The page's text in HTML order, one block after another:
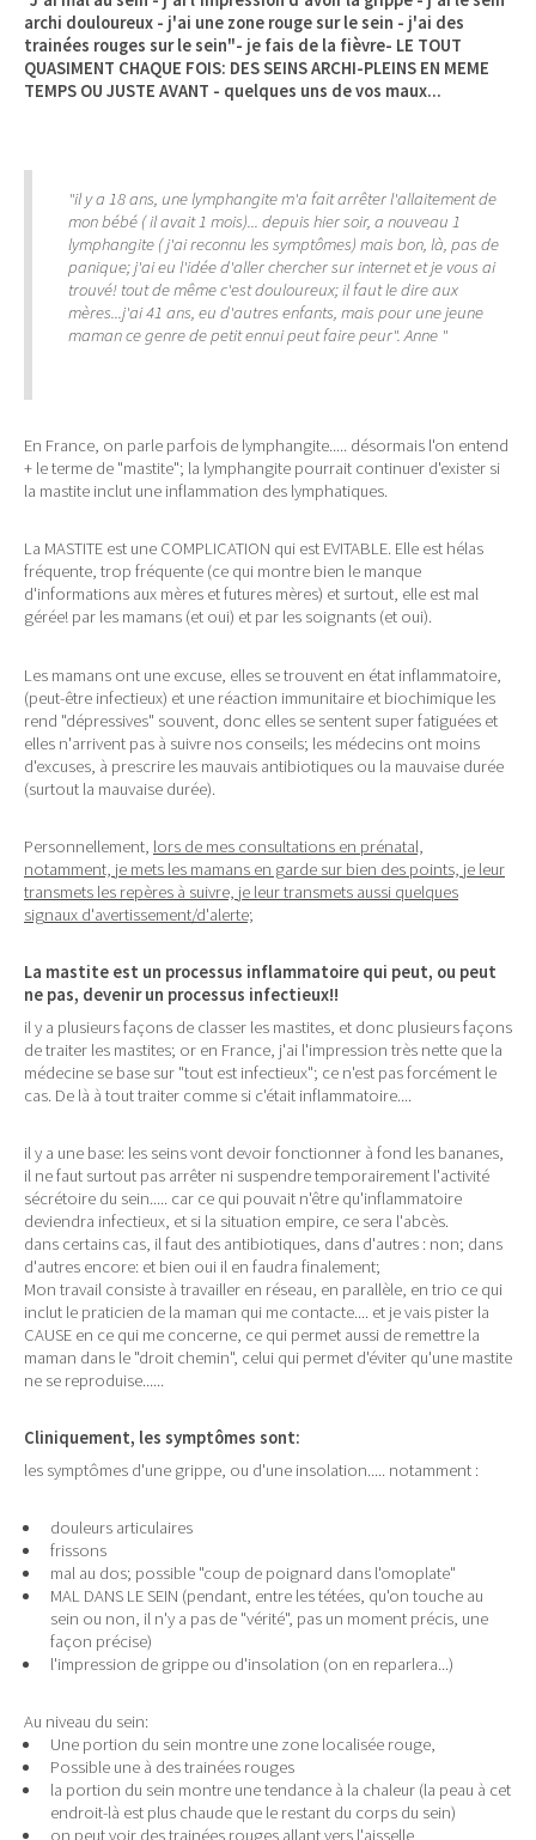
archi douloureux - j'ai une zone rouge sur le sein - j'ai des
trainées rouges sur le sein"- je fais de la fièvre- LE TOUT
QUASIMENT CHAQUE FOIS: DES SEINS ARCHI-PLEINS EN MEME
TEMPS OU JUSTE AVANT - quelques uns de vos maux...
"il y a 18 ans, une lymphangite m'a fait arrêter l'allaitement de
mon bébé ( il avait 1 mois)... depuis hier soir, a nouveau 1
lymphangite ( j'ai reconnu les symptômes) mais bon, là, pas de
panique; j'ai eu l'idée d'aller chercher sur internet et je vous ai
trouvé! tout de même c'est douloureux; il faut le dire aux
mères...j'ai 41 ans, eu d'autres enfants, mais pour une jeune
maman ce genre de petit ennui peut faire peur". Anne "
En France, on parle parfois de lymphangite..... désormais l'on entend
+ le terme de "mastite"; la lymphangite pourrait continuer d'exister si
la mastite inclut une inflammation des lymphatiques.
La MASTITE est une COMPLICATION qui est EVITABLE. Elle est hélas
fréquente, trop fréquente (ce qui montre bien le manque
d'informations aux mères et futures mères) et surtout, elle est mal
gérée! par les mamans (et oui) et par les soignants (et oui).
Les mamans ont une excuse, elles se trouvent en état inflammatoire,
(peut-être infectieux) et une réaction immunitaire et biochimique les
rend "dépressives" souvent, donc elles se sentent super fatiguées et
elles n'arrivent pas à suivre nos conseils; les médecins ont moins
d'excuses, à prescrire les mauvais antibiotiques ou la mauvaise durée
(surtout la mauvaise durée).
Personnellement, lors de mes consultations en prénatal,
notamment, je mets les mamans en garde sur bien des points, je leur
transmets les repères à suivre, je leur transmets aussi quelques
signaux d'avertissement/d'alerte;
La mastite est un processus inflammatoire qui peut, ou peut
ne pas, devenir un processus infectieux!!
il y a plusieurs façons de classer les mastites, et donc plusieurs façons
de traiter les mastites; or en France, j'ai l'impression très nette que la
médecine se base sur "tout est infectieux"; ce n'est pas forcément le
cas. De là à tout traiter comme si c'était inflammatoire....
il y a une base: les seins vont devoir fonctionner à fond les bananes,
il ne faut surtout pas arrêter ni suspendre temporairement l'activité
sécrétoire du sein..... car ce qui pouvait n'être qu'inflammatoire
deviendra infectieux, et si la situation empire, ce sera l'abcès.
dans certains cas, il faut des antibiotiques, dans d'autres : non; dans
d'autres encore: et bien oui il en faudra finalement;
Mon travail consiste à travailler en réseau, en parallèle, en trio ce qui
inclut le praticien de la maman qui me contacte.... et je vais pister la
CAUSE en ce qui me concerne, ce qui permet aussi de remettre la
maman dans le "droit chemin", celui qui permet d'éviter qu'une mastite
ne se reproduise......
Cliniquement, les symptômes sont:
les symptômes d'une grippe, ou d'une insolation..... notamment :
douleurs articulaires
frissons
mal au dos; possible "coup de poignard dans l'omoplate"
MAL DANS LE SEIN (pendant, entre les tétées, qu'on touche au
sein ou non, il n'y a pas de "vérité", pas un moment précis, une
façon précise)
l'impression de grippe ou d'insolation (on en reparlera...)
Au niveau du sein:
Une portion du sein montre une zone localisée rouge,
Possible une à des trainées rouges
la portion du sein montre une tendance à la chaleur (la peau à cet
endroit-là est plus chaude que le restant du corps du sein)
on peut voir des trainées rouges allant vers l'aisselle